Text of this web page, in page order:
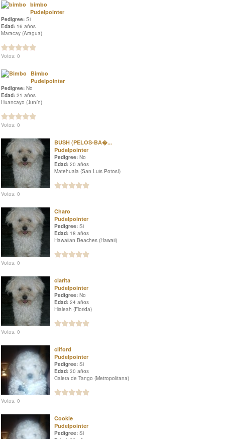
bimbo
Pudelpointer
Pedigree: Si
Edad: 16 años
Maracay (Aragua)
Votos: 0
Bimbo
Pudelpointer
Pedigree: No
Edad: 21 años
Huancayo (Junín)
Votos: 0
BUSH (PELOS-BA�...
Pudelpointer
Pedigree: No
Edad: 20 años
Matehuala (San Luis Potosí)
Votos: 0
Charo
Pudelpointer
Pedigree: Si
Edad: 18 años
Hawaiian Beaches (Hawaii)
Votos: 0
clarita
Pudelpointer
Pedigree: No
Edad: 24 años
Hialeah (Florida)
Votos: 0
cliford
Pudelpointer
Pedigree: Si
Edad: 30 años
Calera de Tango (Metropolitana)
Votos: 0
Cookie
Pudelpointer
Pedigree: Si